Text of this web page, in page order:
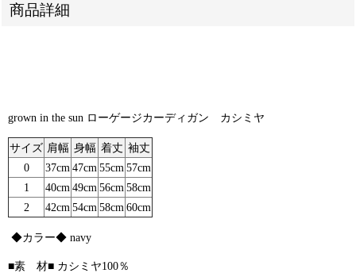
商品詳細
grown in the sun ローゲージカーディガン カシミヤ
サイズ 肩幅 身幅 着丈 袖丈
0
37cm 47cm 55cm 57cm
1
40cm 49cm 56cm 58cm
2
42cm 54cm 58cm 60cm
◆カラー◆ navy
■素 材■ カシミヤ100％